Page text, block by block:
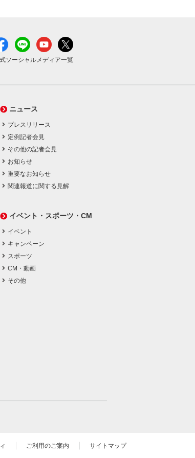
ソーシャルメディア一覧
ニュース
プレスリリース
定例記者会見
その他の記者会見
お知らせ
重要なお知らせ
関連報道に関する見解
イベント・スポーツ・CM
イベント
キャンペーン
スポーツ
CM・動画
その他
ご利用のご案内 サイトマップ